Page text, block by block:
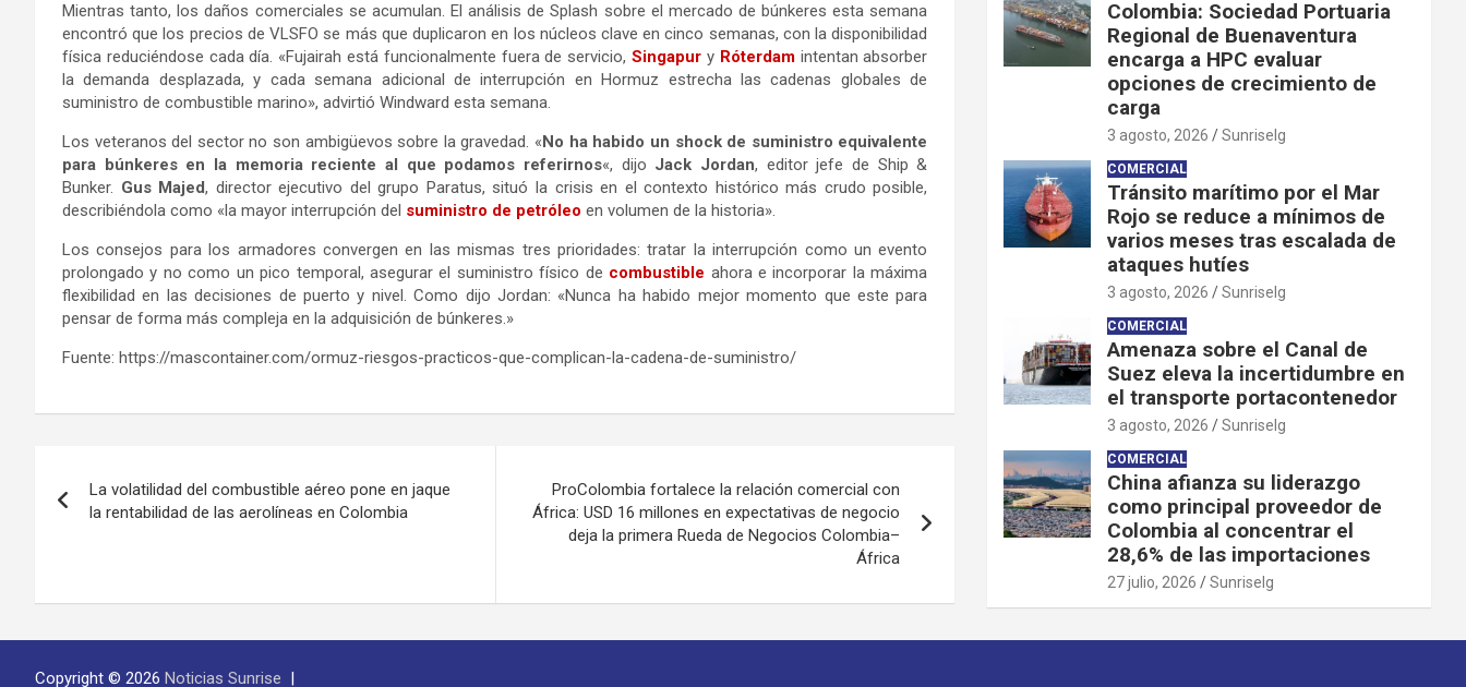
Mientras tanto, los daños comerciales se acumulan. El análisis de Splash sobre el mercado de búnkeres esta semana
encontró que los precios de VLSFO se más que duplicaron en los núcleos clave en cinco semanas, con la disponibilidad
física reduciéndose cada día. «Fujairah está funcionalmente fuera de servicio, Singapur y Róterdamintentan absorber
la demanda desplazada, y cada semana adicional de interrupción en Hormuz estrecha las cadenas globales de
suministro de combustible marino», advirtió Windward esta semana.
Los veteranos del sector no son ambigüevos sobre la gravedad. «No ha habido un shock de suministro equivalente
para búnkeres en la memoria reciente al que podamos referirnos«, dijo Jack Jordan, editor jefe de Ship &
Bunker. Gus Majed, director ejecutivo del grupo Paratus, situó la crisis en el contexto histórico más crudo posible,
describiéndola como «la mayor interrupción del suministro de petróleo en volumen de la historia».
Los consejos para los armadores convergen en las mismas tres prioridades: tratar la interrupción como un evento
prolongado y no como un pico temporal, asegurar el suministro físico de combustible ahora e incorporar la máxima
flexibilidad en las decisiones de puerto y nivel. Como dijo Jordan: «Nunca ha habido mejor momento que este para
pensar de forma más compleja en la adquisición de búnkeres.»
Fuente: https://mascontainer.com/ormuz-riesgos-practicos-que-complican-la-cadena-de-suministro/
de
La volatilidad del combustible aéreo pone en jaque
la rentabilidad de las aerolíneas en Colombia
ProColombia fortalece la relación comercial con
África: USD 16 millones en expectativas de negocio
deja la primera Rueda de Negocios Colombia–
África
Colombia: Sociedad Portuaria
Regional de Buenaventura
encarga a HPC evaluar
opciones de crecimiento de
carga
3 agosto, 2026 Sunriselg
COMERCIAL
Tránsito marítimo por el Mar
Rojo se reduce a mínimos de
varios meses tras escalada de
ataques hutíes
3 agosto, 2026 Sunriselg
COMERCIAL
Amenaza sobre el Canal de
Suez eleva la incertidumbre en
el transporte portacontenedor
3 agosto, 2026 Sunriselg
COMERCIAL
China afianza su liderazgo
como principal proveedor de
Colombia al concentrar el
28,6% de las importaciones
27 julio, 2026 Sunriselg
Copyright © 2026 Noticias Sunrise